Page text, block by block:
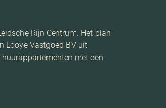
Rijn Centrum. Het plan
Looye Vastgoed BV uit
met een